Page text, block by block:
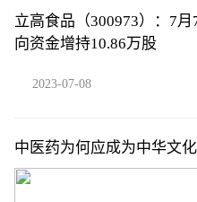
立高食品（300973）：7月
向资金增持10.86万股
2023-07-08
中医药为何应成为中华文